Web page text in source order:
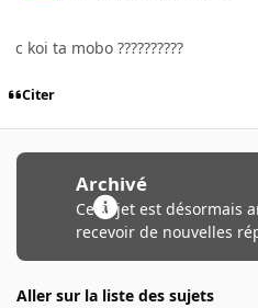
c koi ta mobo ??????????
Citer
Archivé
Ce sujet est désormais
recevoir de nouvelles
Aller sur la liste des sujets